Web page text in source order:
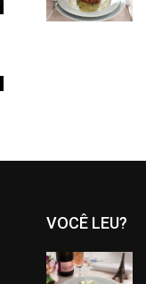
VOCÊ LEU?